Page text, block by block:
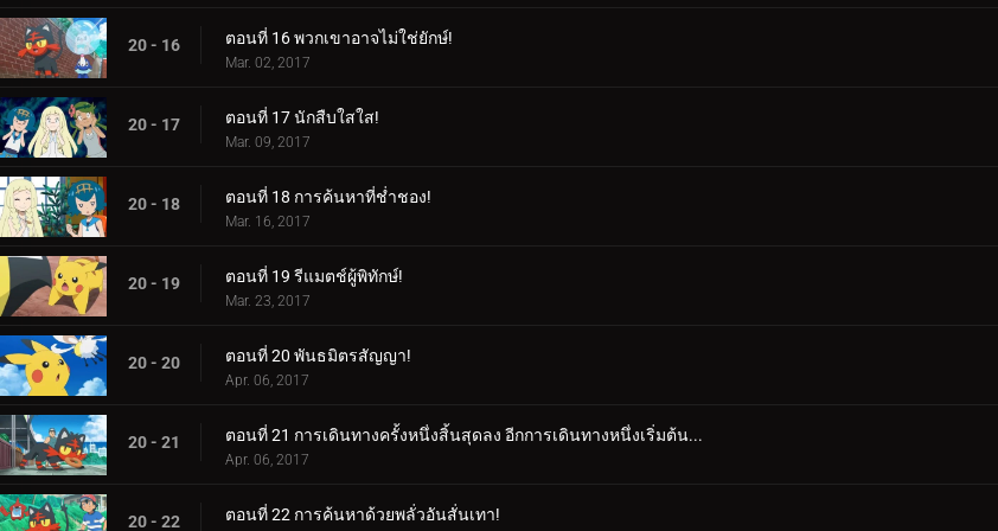
20 - 16 ตอนที่ 16 พวกเขาอาจไม่ใช่ยักษ์!
Mar. 02, 2017
20 - 17 ตอนที่ 17 นักสืบใสใส!
Mar. 09, 2017
20 - 18 ตอนที่ 18 การค้นหาที่ช่ำชอง!
Mar. 16, 2017
20 - 19 ตอนที่ 19 รีแมตช์ผู้พิทักษ์!
Mar. 23, 2017
20 - 20 ตอนที่ 20 พันธมิตรสัญญา!
Apr. 06, 2017
20 - 21 ตอนที่ 21 การเดินทางครั้งหนึ่งสิ้นสุดลง อีกการเดินทางหนึ่งเริ่มต้น...
Apr. 06, 2017
20 - 22 ตอนที่ 22 การค้นหาด้วยพลั่วอันสั่นเทา!